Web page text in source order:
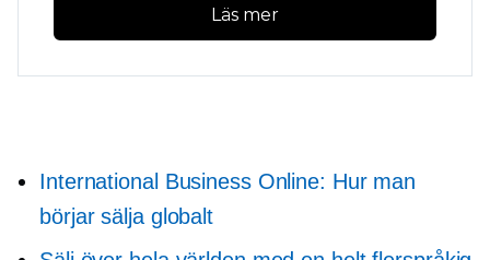
Läs mer
International Business Online: Hur man
börjar sälja globalt